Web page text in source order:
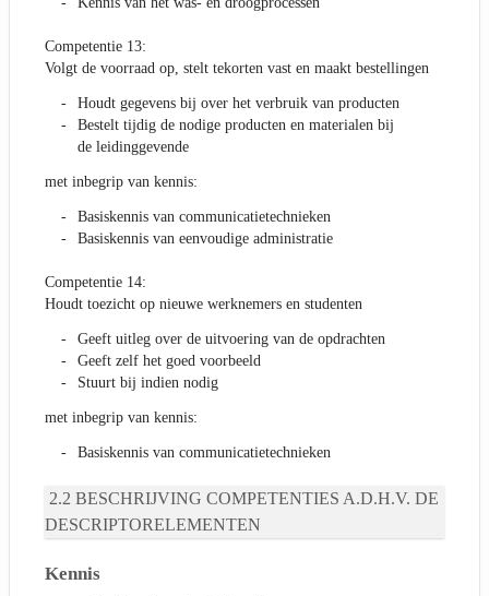
Competentie 13:
Volgt de voorraad op, stelt tekorten vast en maakt bestellingen
Houdt gegevens bij over het verbruik van producten
Bestelt tijdig de nodige producten en materialen bij
de leidinggevende
met inbegrip van kennis:
Basiskennis van communicatietechnieken
Basiskennis van eenvoudige administratie
Competentie 14:
Houdt toezicht op nieuwe werknemers en studenten
Geeft uitleg over de uitvoering van de opdrachten
Geeft zelf het goed voorbeeld
Stuurt bij indien nodig
met inbegrip van kennis:
Basiskennis van communicatietechnieken
BESCHRIJVING COMPETENTIES A.D.H.V. DE
DESCRIPTORELEMENTEN
Kennis